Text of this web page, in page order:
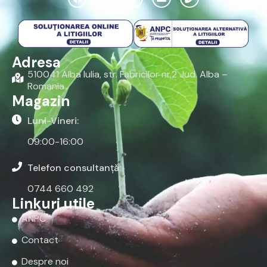
Adresa
510041 Alba Iulia, str. Fabricilor nr.2 Jud. Alba –
Romania
Magazin
Luni-Vineri:
09:00-16:00
Telefon consultanță:
0744 660 492
Linkuri utile
ANPC
Contact
Despre noi